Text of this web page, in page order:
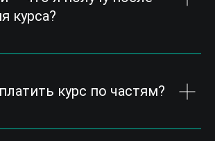
курса?
курс по частям?